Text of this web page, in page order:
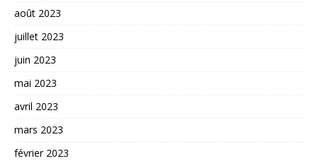
août 2023
juillet 2023
juin 2023
mai 2023
avril 2023
mars 2023
février 2023